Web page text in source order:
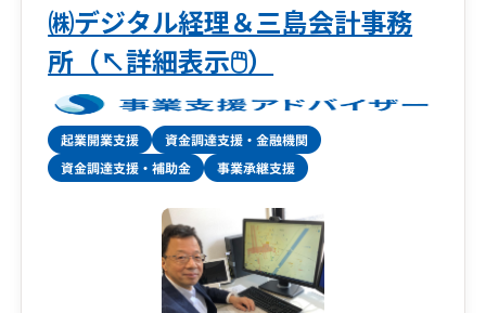
また、著書はAmazon税法部門で1位を獲得する
等、高い専門性を誇ります。
㈱デジタル経理＆三島会計事務
所（↖詳細表示🖱️）